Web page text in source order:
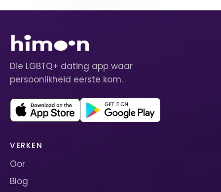
Die LGBTQ+ dating app waar
persoonlikheid eerste kom.
VERKEN
Oor
Blog